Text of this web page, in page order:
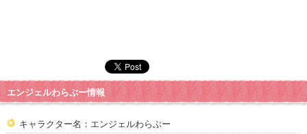
エンジェルわらぶー情報
キャラクター名：エンジェルわらぶー